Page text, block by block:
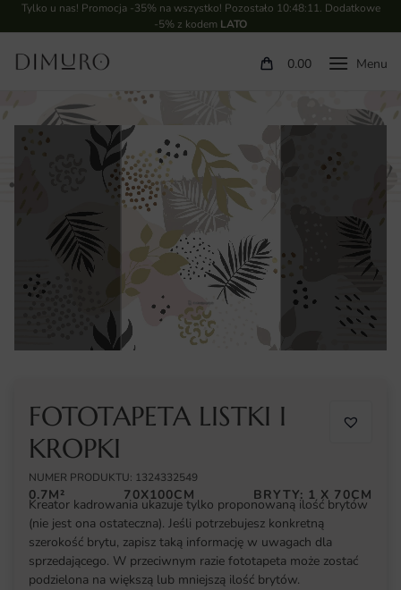
Tylko u nas! Promocja -35% na wszystko! Pozostało 10:48:10. Dodatkowe
-5% z kodem LATO
0.00
FOTOTAPETA LISTKI I
KROPKI
NUMER PRODUKTU: 1324332549
0.7M² 70X100CM BRYTY: 1 X 70CM
Kreator kadrowania ukazuje tylko proponowaną ilość brytów
(nie jest ona ostateczna). Jeśli potrzebujesz konkretną
szerokość brytu, zapisz taką informację w uwagach dla
sprzedającego. W przeciwnym razie fototapeta może zostać
podzielona na większą lub mniejszą ilość brytów.